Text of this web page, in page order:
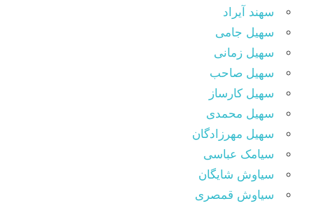
سهند آیراد
سهیل جامی
سهیل زمانی
سهیل صاحب
سهیل کارساز
سهیل محمدی
سهیل مهرزادگان
سیامک عباسی
سیاوش شایگان
سیاوش قمصری